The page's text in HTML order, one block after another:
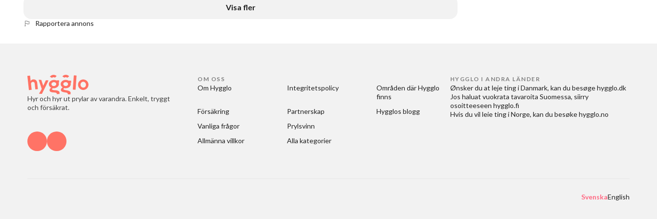
Visa fler
Rapportera annons
Hyr och hyr ut prylar av varandra. Enkelt, tryggt
och försäkrat.
OM OSS
Om Hygglo
Försäkring
Vanliga frågor
Allmänna villkor
Integritetspolicy
Partnerskap
Prylsvinn
Alla kategorier
Områden där Hygglo
finns
Hygglos blogg
HYGGLO I ANDRA LÄNDER
Ønsker du at leje ting i Danmark, kan du besøge hygglo.dk
Jos haluat vuokrata tavaroita Suomessa, siirry
osoitteeseen hygglo.fi
Hvis du vil leie ting i Norge, kan du besøke hygglo.no
SvenskaEnglish